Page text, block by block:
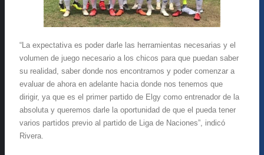
“La expectativa es poder darle las herramientas necesarias y el
volumen de juego necesario a los chicos para que puedan saber
su realidad, saber donde nos encontramos y poder comenzar a
evaluar de ahora en adelante hacia donde nos tenemos que
dirigir, ya que es el primer partido de Elgy como entrenador de la
absoluta y queremos darle la oportunidad de que el pueda tener
varios partidos previo al partido de Liga de Naciones”, indicó
Rivera.